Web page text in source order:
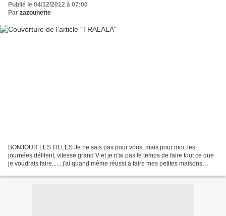
Publié le 04/12/2012 à 07:00
Par zazounette
BONJOUR LES FILLES Je ne sais pas pour vous, mais pour moi, les
journées défilent, vitesse grand V et je n'ai pas le temps de faire tout ce que
je voudrais faire...... j'ai quand même réussi à faire mes petites maisons